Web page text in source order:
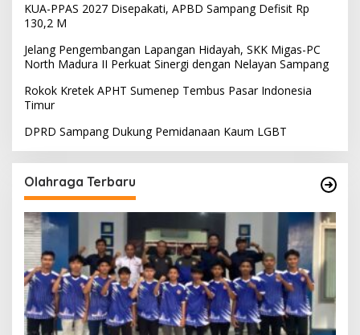
KUA-PPAS 2027 Disepakati, APBD Sampang Defisit Rp
130,2 M
Jelang Pengembangan Lapangan Hidayah, SKK Migas-PC
North Madura II Perkuat Sinergi dengan Nelayan Sampang
Rokok Kretek APHT Sumenep Tembus Pasar Indonesia
Timur
DPRD Sampang Dukung Pemidanaan Kaum LGBT
Olahraga Terbaru